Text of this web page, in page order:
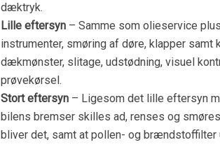
dæktryk.
Lille eftersyn – Samme som olieservice
instrumenter, smøring af døre, klapper
dækmønster, slitage, udstødning, visuel
prøvekørsel.
Stort eftersyn – Ligesom det lille eftersyn
bilens bremser skilles ad, renses og
bliver det, samt at pollen- og